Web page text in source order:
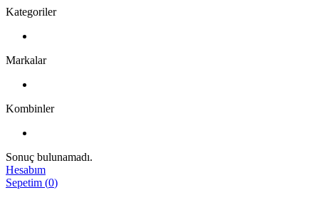
Kategoriler
Markalar
Kombinler
Sonuç bulunamadı.
Hesabım
Sepetim (0)